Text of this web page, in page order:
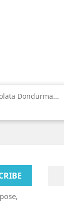
Dondurma...
view